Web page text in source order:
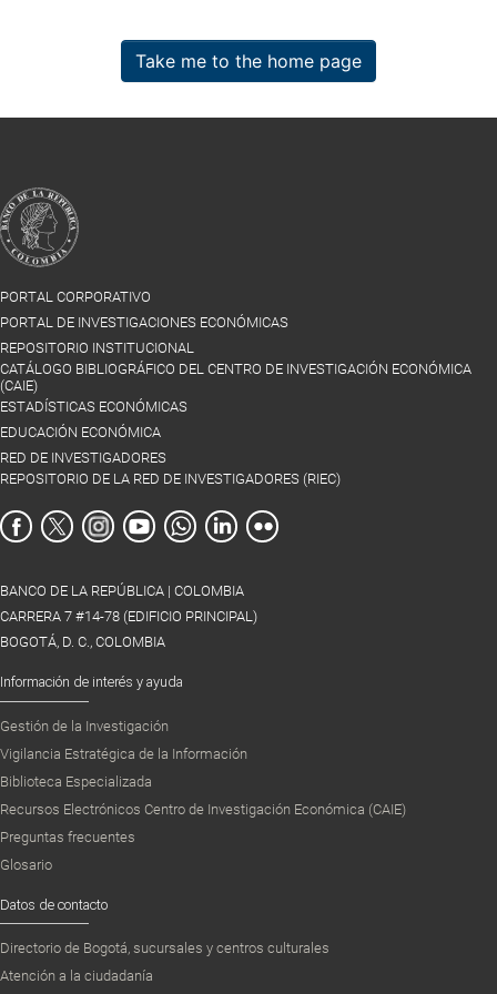
Take me to the home page
PORTAL CORPORATIVO
PORTAL DE INVESTIGACIONES ECONÓMICAS
REPOSITORIO INSTITUCIONAL
CATÁLOGO BIBLIOGRÁFICO DEL CENTRO DE INVESTIGACIÓN ECONÓMICA
(CAIE)
ESTADÍSTICAS ECONÓMICAS
EDUCACIÓN ECONÓMICA
RED DE INVESTIGADORES
REPOSITORIO DE LA RED DE INVESTIGADORES (RIEC)
BANCO DE LA REPÚBLICA | COLOMBIA
CARRERA 7 #14-78 (EDIFICIO PRINCIPAL)
BOGOTÁ, D. C., COLOMBIA
Información de interés y ayuda
Gestión de la Investigación
Vigilancia Estratégica de la Información
Biblioteca Especializada
Recursos Electrónicos Centro de Investigación Económica (CAIE)
Preguntas frecuentes
Glosario
Datos de contacto
Directorio de Bogotá, sucursales y centros culturales
Atención a la ciudadanía